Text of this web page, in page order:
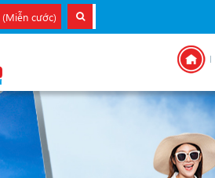
(Miễn cước)